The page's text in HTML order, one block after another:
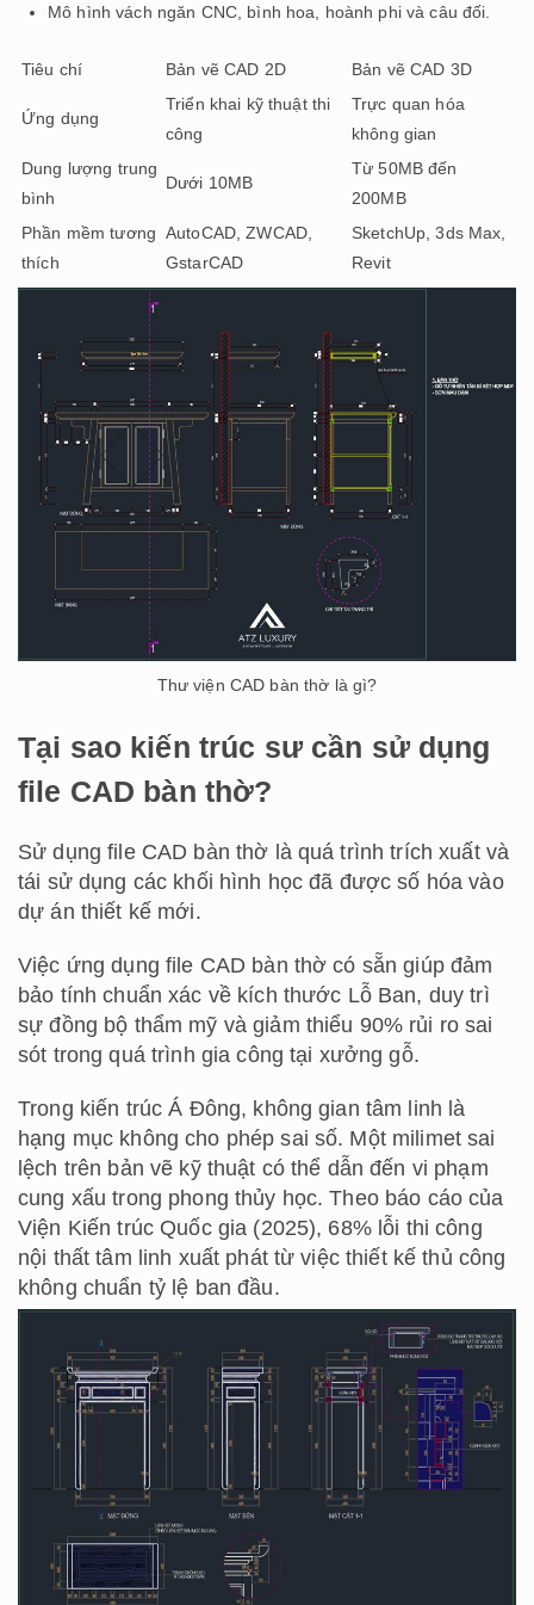
Mô hình vách ngăn CNC, bình hoa, hoành phi và câu đối.
Tiêu chí Bản vẽ CAD 2D Bản vẽ CAD 3D
Ứng dụng
Triển khai kỹ thuật thi
công
Trực quan hóa
không gian
Dung lượng trung
bình
Dưới 10MB
Từ 50MB đến
200MB
Phần mềm tương
thích
AutoCAD, ZWCAD,
GstarCAD
SketchUp, 3ds Max,
Revit
Thư viện CAD bàn thờ là gì?
Tại sao kiến trúc sư cần sử dụng
file CAD bàn thờ?
Sử dụng file CAD bàn thờ là quá trình trích xuất và
tái sử dụng các khối hình học đã được số hóa vào
dự án thiết kế mới.
Việc ứng dụng file CAD bàn thờ có sẵn giúp đảm
bảo tính chuẩn xác về kích thước Lỗ Ban, duy trì
sự đồng bộ thẩm mỹ và giảm thiểu 90% rủi ro sai
sót trong quá trình gia công tại xưởng gỗ.
Trong kiến trúc Á Đông, không gian tâm linh là
hạng mục không cho phép sai số. Một milimet sai
lệch trên bản vẽ kỹ thuật có thể dẫn đến vi phạm
cung xấu trong phong thủy học. Theo báo cáo của
Viện Kiến trúc Quốc gia (2025), 68% lỗi thi công
nội thất tâm linh xuất phát từ việc thiết kế thủ công
không chuẩn tỷ lệ ban đầu.